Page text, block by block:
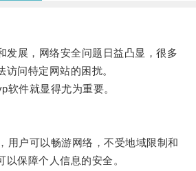
展，网络安全问题日益凸显，很多
访问特定网站的困扰。
件就显得尤为重要。
户可以畅游网络，不受地域限制和
以保障个人信息的安全。